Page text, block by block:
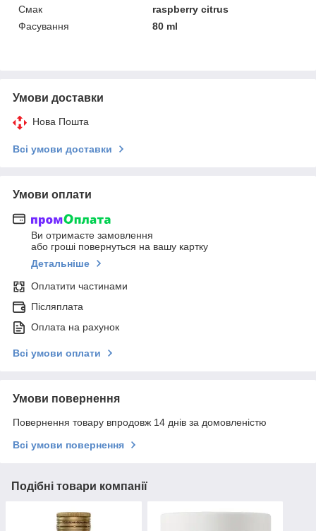
Смак
raspberry citrus
Фасування
80 ml
Умови доставки
Нова Пошта
Всі умови доставки
Умови оплати
Ви отримаєте замовлення
або гроші повернуться на вашу картку
Детальніше
Оплатити частинами
Післяплата
Оплата на рахунок
Всі умови оплати
Умови повернення
Повернення товару впродовж 14 днів за домовленістю
Всі умови повернення
Подібні товари компанії